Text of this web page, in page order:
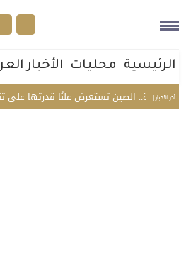
الرئيسية محليات الأخبار
أخر الأخبار |
مرة.. الصين تستعرض علنًا قدرتها على